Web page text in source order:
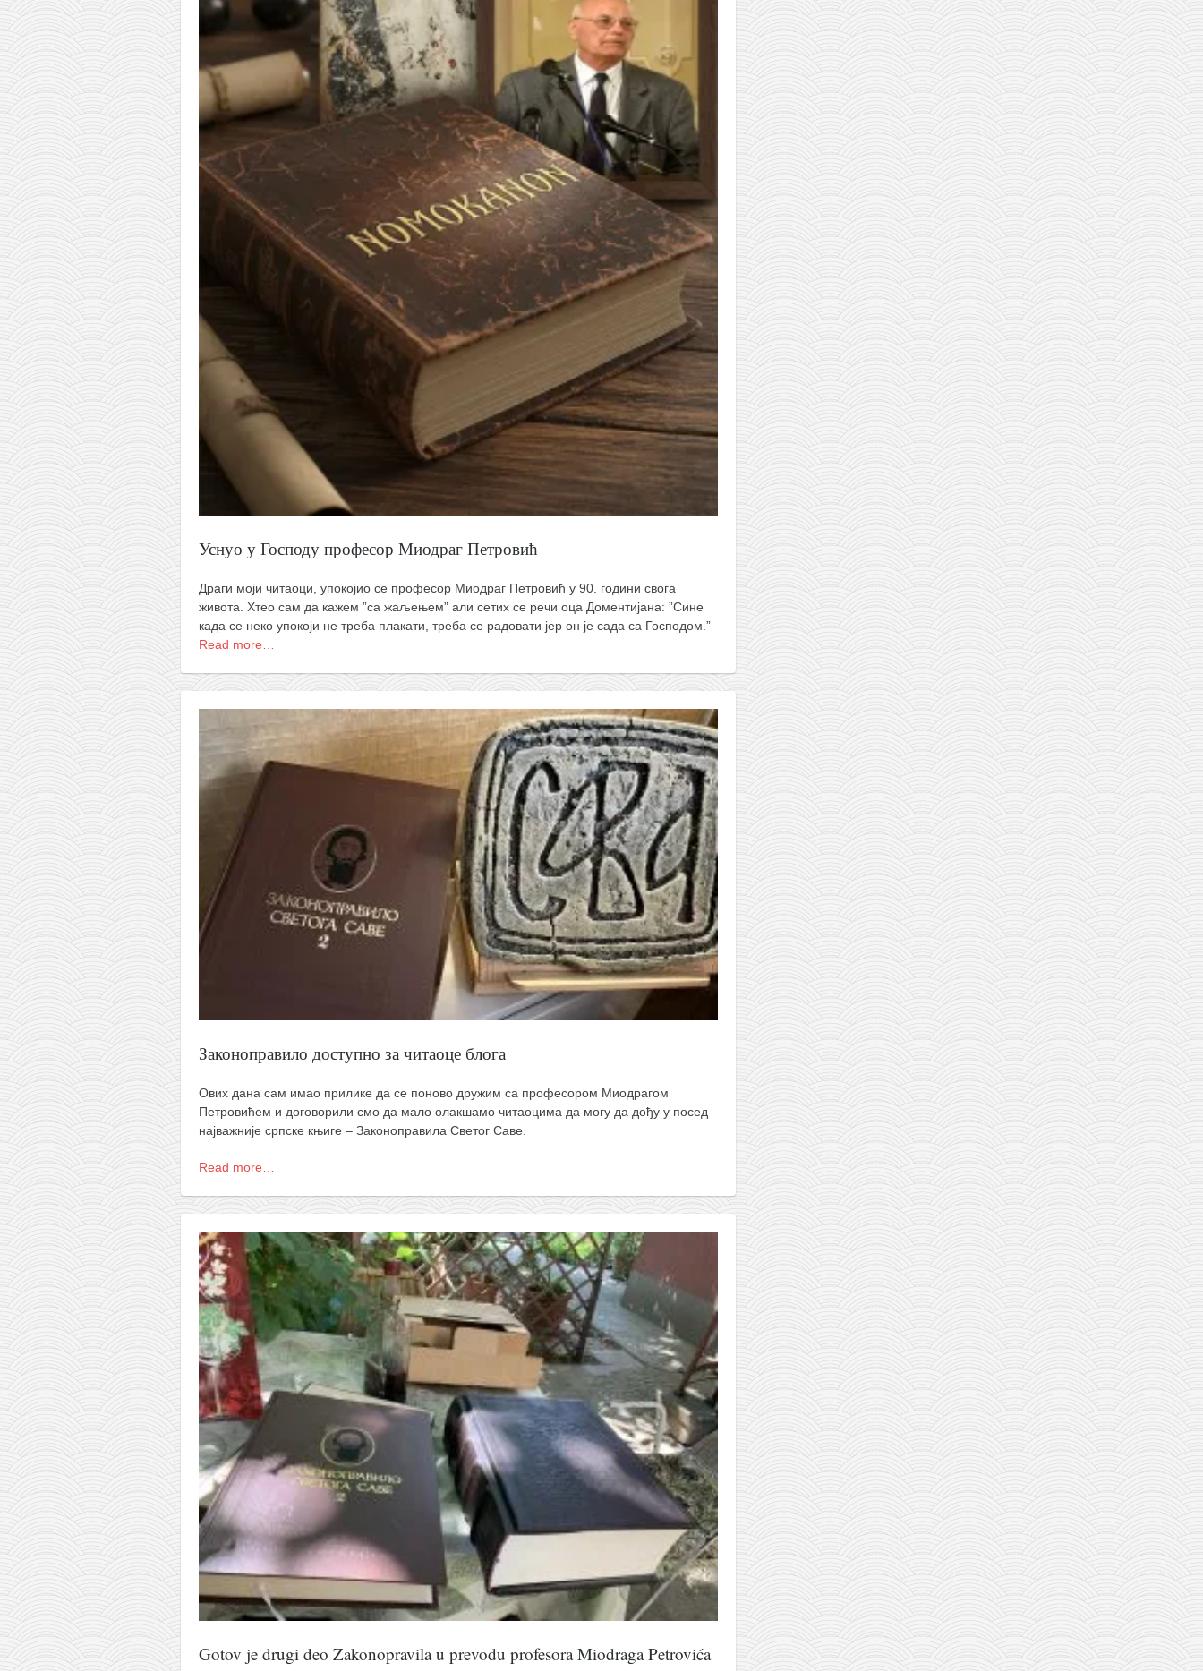
Уснуо у Господу професор Миодраг Петровић
Драги моји читаоци, упокојио се професор Миодраг Петровић у 90. години свога
живота. Хтео сам да кажем ”са жаљењем” али сетих се речи оца Доментијана: ”Сине
када се неко упокоји не треба плакати, треба се радовати јер он је сада са Господом.”
Read more…
Законоправило доступно за читаоце блога
Ових дана сам имао прилике да се поново дружим са професором Миодрагом
Петровићем и договорили смо да мало олакшамо читаоцима да могу да дођу у посед
најважније српске књиге – Законоправила Светог Саве.
Read more…
Gotov je drugi deo Zakonopravila u prevodu profesora Miodraga Petrovića